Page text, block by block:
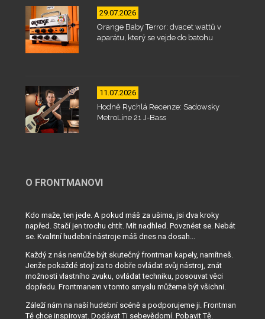
29.07.2026
Orange Baby Terror: dvacet wattů v
aparátu, který se vejde do batohu
11.07.2026
Hodně Rychlá Recenze: Sadowsky
MetroLine 21 J-Bass
O FRONTMANOVI
Kdo maže, ten jede. A pokud máš za ušima, jsi dva kroky
napřed. Stačí jen trochu chtít. Mít nadhled. Povznést se. Nebát
se. Kvalitní hudební nástroje máš dnes na dosah...
Každý z nás nemůže být skutečný frontman kapely, namítneš.
Jenže pokaždé stojí za to dobře ovládat svůj nástroj, znát
možnosti vlastního zvuku, ovládat techniku, posouvat věci
dopředu. Frontmanem v tomto smyslu můžeme být všichni.
Záleží nám na naší hudební scéně a podporujeme ji. Frontman
Tě chce inspirovat. Dodávat Ti sebevědomí. Pobavit Tě.